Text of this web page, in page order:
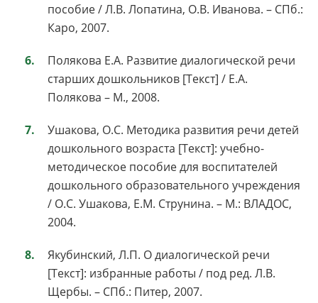
пособие / Л.В. Лопатина, О.В. Иванова. – СПб.:
Каро, 2007.
Полякова Е.А. Развитие диалогической речи
старших дошкольников [Текст] / Е.А.
Полякова – М., 2008.
Ушакова, О.С. Методика развития речи детей
дошкольного возраста [Текст]: учебно-
методическое пособие для воспитателей
дошкольного образовательного учреждения
/ О.С. Ушакова, Е.М. Струнина. – М.: ВЛАДОС,
2004.
Якубинский, Л.П. О диалогической речи
[Текст]: избранные работы / под ред. Л.В.
Щербы. – СПб.: Питер, 2007.